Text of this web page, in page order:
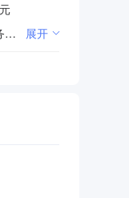
一般项目：软件开发；教育教学检测和评价活动；教育咨询服务（不含涉许可审批的教育培训活动）；面向家长实施的家庭教育咨询服务；招生辅助服务；体验式拓展活动及策划；组织文化艺术交流活动；组织体育表演活动；云计算装备技术服务；信息系统集成服务；技术服务、技术开发、技术咨询、技术交流、技术转让、技术推广；影视美术道具置景服务；企业管理咨询；信息咨询服务（不含许可类信息咨询服务）；云计算设备销售；互联网销售（除销售需要许可的商品）；教学专用仪器销售；教学用模型及教具销售；办公用品销售；文具用品批发；计算机软硬件及辅助设备批发；幻灯及投影设备销售；照相机及器材销售；家用视听设备销售；专业设计服务；广告设计、代理；文艺创作；计算机及通讯设备租赁；机械设备租赁；摄像及视频制作服务；摄影扩印服务；人工智能硬件销售；人工智能应用软件开发；数字文化创意技术装备销售；电子出版物出租（除依法须经批准的项目外，凭营业执照依法自主开展经营活动） 许可项目：建筑智能化系统设计；建筑智能化工程施工；出版物批发；电子出版物制作；出版物互联网销售（依法须经批准的项目，经相关部门批准后方可开展经营活动，具体经营项目以相关部门批准文件或许可证件为准） 展开